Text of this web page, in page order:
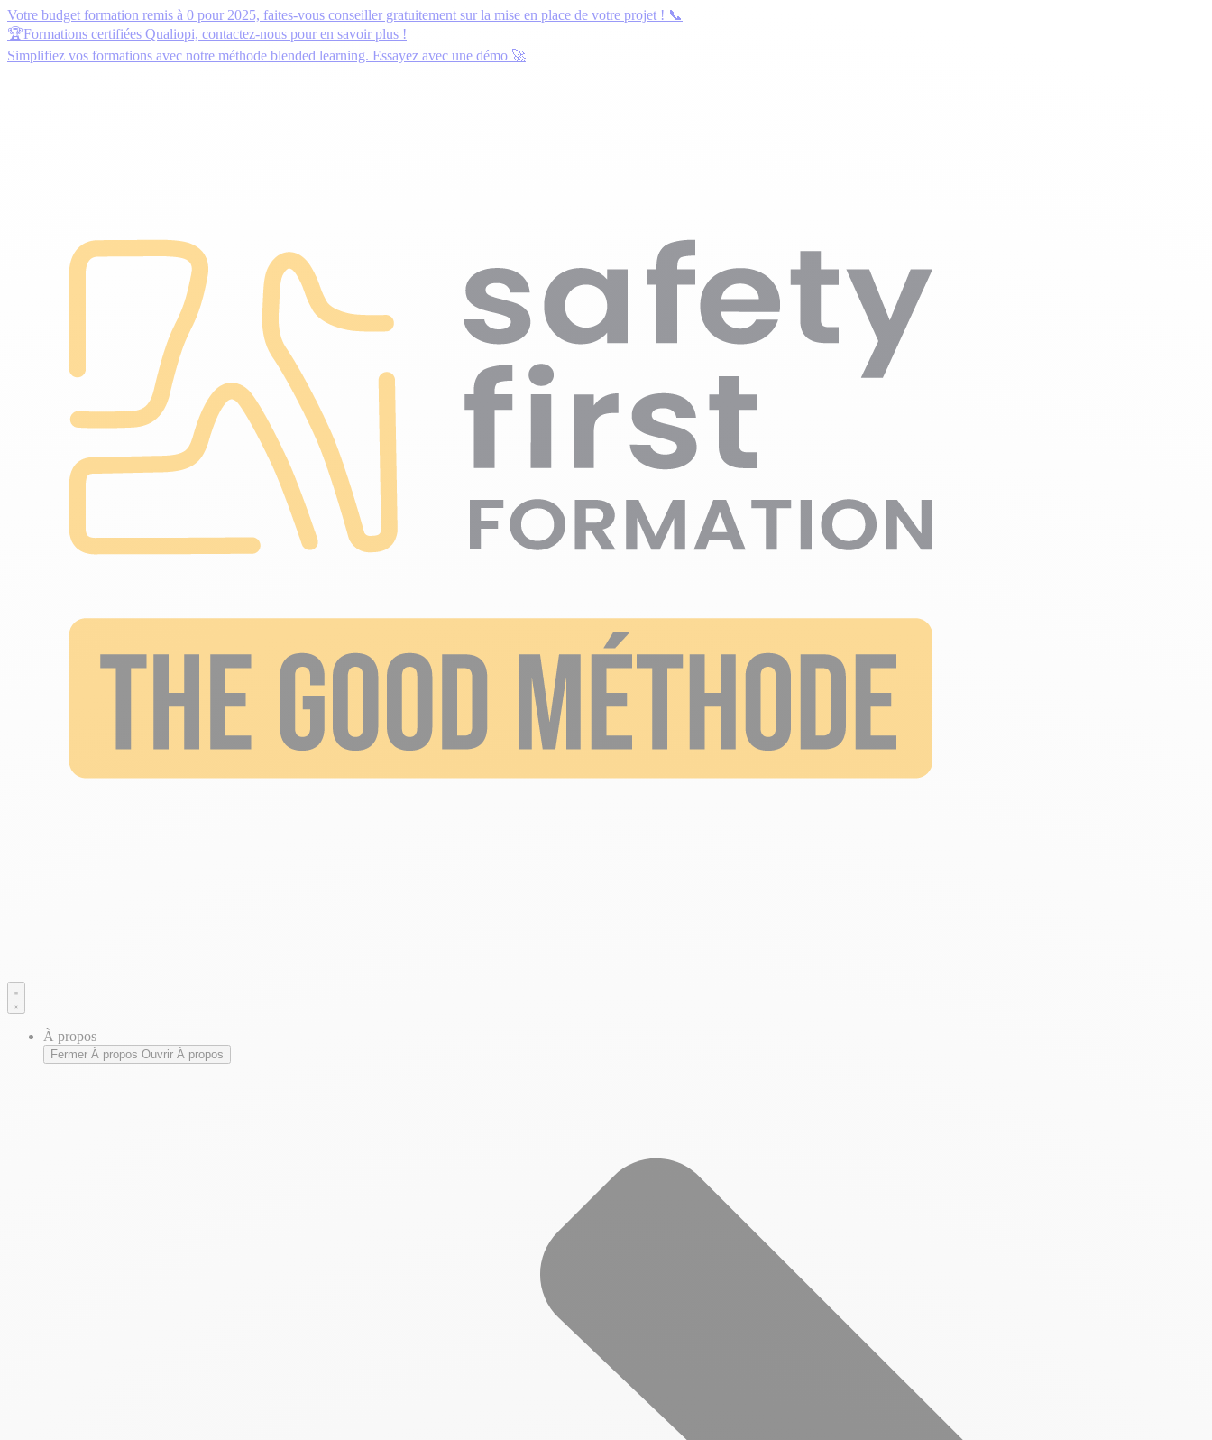
Votre budget formation remis à 0 pour 2025, faites-vous conseiller gratuitement sur la mise en place de votre projet ! 📞
🏆Formations certifiées Qualiopi, contactez-nous pour en savoir plus !
Simplifiez vos formations avec notre méthode blended learning. Essayez avec une démo 🚀
À propos
Fermer À propos Ouvrir À propos